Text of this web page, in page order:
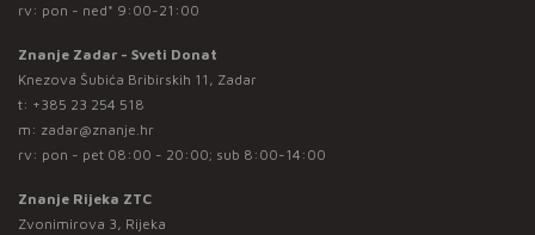
rv: pon - ned* 9:00-21:00
Znanje Zadar - Sveti Donat
Knezova Šubića Bribirskih 11, Zadar
t: +385 23 254 518
m: zadar@znanje.hr
rv: pon - pet 08:00 - 20:00; sub 8:00-14:00
Znanje Rijeka ZTC
Zvonimirova 3, Rijeka